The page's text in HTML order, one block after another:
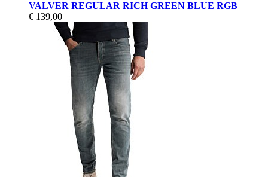
VALVER REGULAR RICH GREEN BLUE RGB
€ 139,00